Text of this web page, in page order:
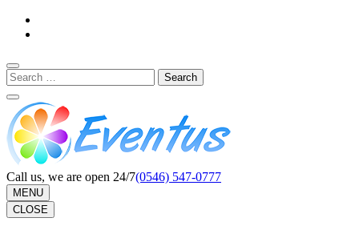
Skip
(Press
Enter)
Search
for:
Call us, we are open 24/7(0546) 547-0777
MENU
CLOSE